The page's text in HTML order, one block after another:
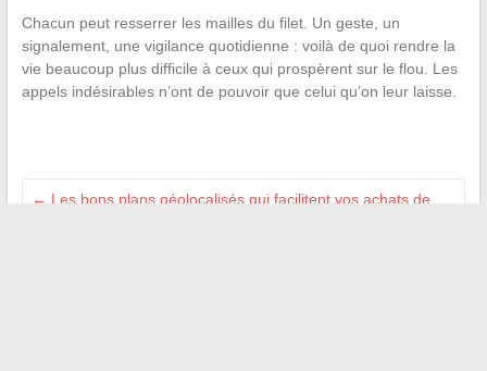
Chacun peut resserrer les mailles du filet. Un geste, un
signalement, une vigilance quotidienne : voilà de quoi rendre la
vie beaucoup plus difficile à ceux qui prospèrent sur le flou. Les
appels indésirables n’ont de pouvoir que celui qu’on leur laisse.
← Les bons plans géolocalisés qui facilitent vos achats de